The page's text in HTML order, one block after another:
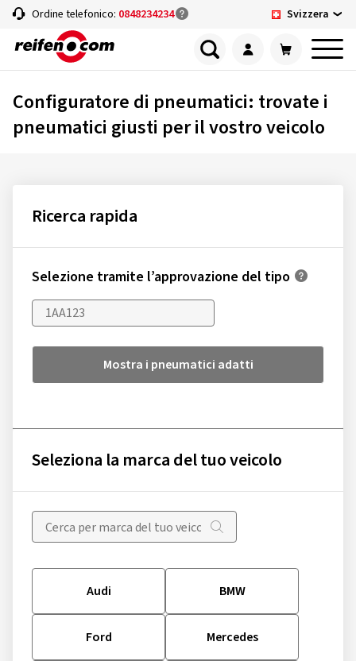
Ordine telefonico: 0848234234 Svizzera
Configuratore di pneumatici: trovate i
pneumatici giusti per il vostro veicolo
Seleziona la marca del tuo veicolo
Audi BMW
Ford Mercedes
Ricerca rapida
Selezione tramite l’approvazione del tipo
Mostra i pneumatici adatti